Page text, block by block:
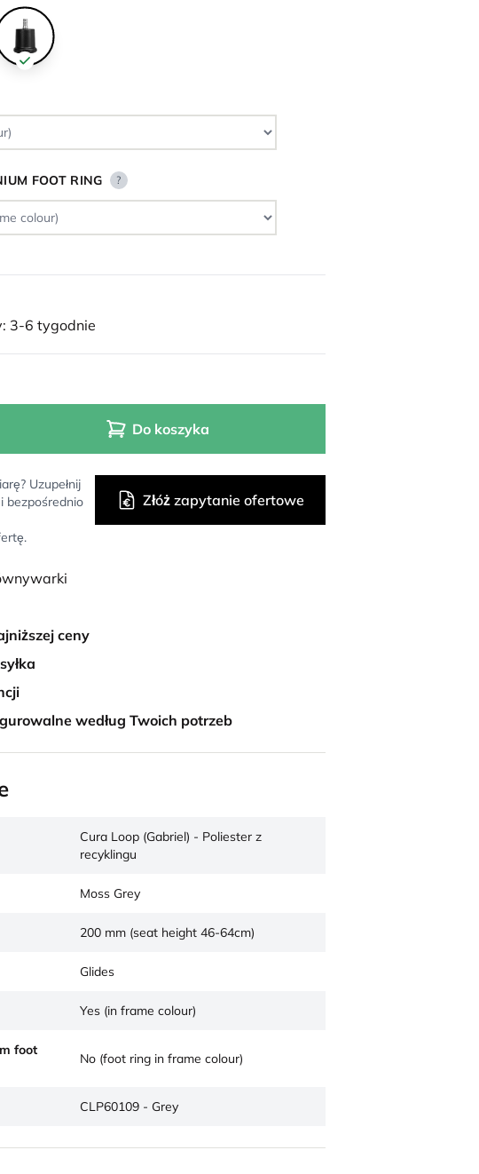
FOOT RING ?
3-6 tygodnie
Do koszyka
Uzupełnij
bezpośrednio
Złóż zapytanie ofertowe
ceny
według Twoich potrzeb
Cura Loop (Gabriel) - Poliester z
recyklingu
Moss Grey
200 mm (seat height 46-64cm)
Glides
Yes (in frame colour)
foot
No (foot ring in frame colour)
CLP60109 - Grey